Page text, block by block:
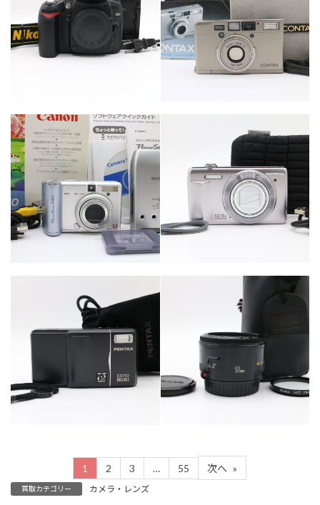
カテゴリー カメラ・レンズ カテゴリー カメラ・レンズ
カテゴリー カメラ・レンズ
カメラ・レンズ
カメラ・レンズ カテゴリー カメラ・レンズ
1 2 3 … 55 次へ »
買取カテゴリー カメラ・レンズ